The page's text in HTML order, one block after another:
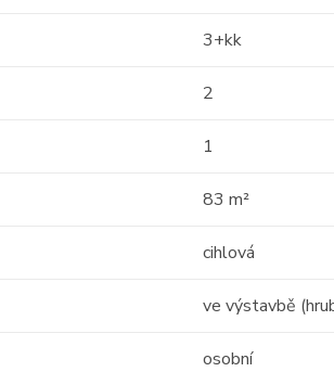
3+kk
2
1
83 m²
cihlová
ve výstavbě
osobní